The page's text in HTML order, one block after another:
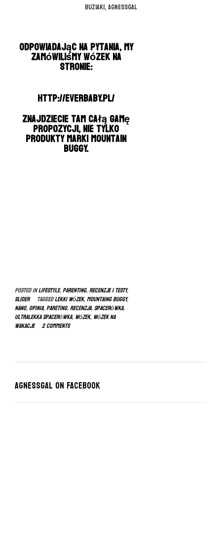
Buziaki, AgnessGal
Odpowiadając na pytania, my
zamówiliśmy wózek na
stronie:
http://everbaby.pl/
znajdziecie tam całą gamę
propozycji, nie tylko
produkty marki Mountain
Buggy.
Posted inLIFESTYLE,Parenting,RECENZJE I TESTY,
slider
Taggedlekki wózek,mountaing buggy,
nano,opinia,pareting,recenzja,spacerówka,
ultralekka spacerówka,wózek,wózek na
wakacje
2 Comments
Agnessgal on Facebook